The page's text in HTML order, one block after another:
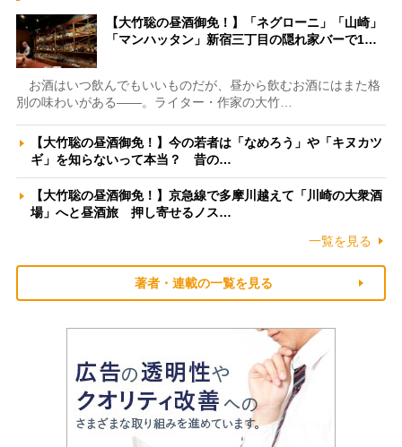
【大竹聡の昼酒御免！】「ネグローニ」「山崎」
「マンハッタン」新宿三丁目の隠れ家バーで1…
お酒はいつ飲んでもいいものだが、昼から飲むお酒にはまた格
別の味わいがある――。ライター・作家の大竹…
【大竹聡の昼酒御免！】今の若者は「なめろう」や「キヌカツ
ギ」を知らないって本当？ 昔の…
【大竹聡の昼酒御免！】京急線で多摩川越えて「川崎の大衆酒
場」へと昼酒旅 押し寄せるノス…
一覧を見る
著者・連載の一覧を見る